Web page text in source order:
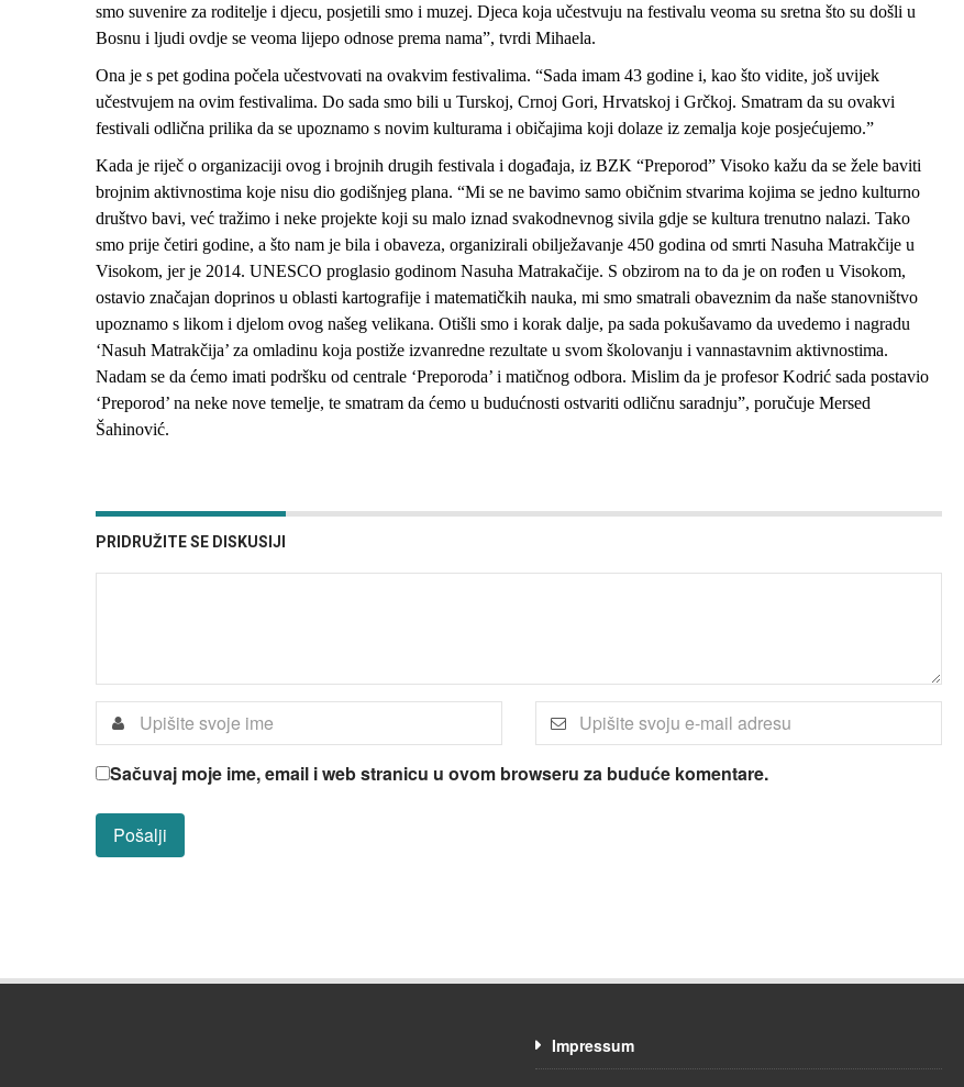
smo suvenire za roditelje i djecu, posjetili smo i muzej. Djeca koja učestvuju na festivalu veoma su sretna što su došli u
Bosnu i ljudi ovdje se veoma lijepo odnose prema nama”, tvrdi Mihaela.
Ona je s pet godina počela učestvovati na ovakvim festivalima. “Sada imam 43 godine i, kao što vidite, još uvijek
učestvujem na ovim festivalima. Do sada smo bili u Turskoj, Crnoj Gori, Hrvatskoj i Grčkoj. Smatram da su ovakvi
festivali odlična prilika da se upoznamo s novim kulturama i običajima koji dolaze iz zemalja koje posjećujemo.”
Kada je riječ o organizaciji ovog i brojnih drugih festivala i događaja, iz BZK “Preporod” Visoko kažu da se žele baviti
brojnim aktivnostima koje nisu dio godišnjeg plana. “Mi se ne bavimo samo običnim stvarima kojima se jedno kulturno
društvo bavi, već tražimo i neke projekte koji su malo iznad svakodnevnog sivila gdje se kultura trenutno nalazi. Tako
smo prije četiri godine, a što nam je bila i obaveza, organizirali obilježavanje 450 godina od smrti Nasuha Matrakčije u
Visokom, jer je 2014. UNESCO proglasio godinom Nasuha Matrakačije. S obzirom na to da je on rođen u Visokom,
ostavio značajan doprinos u oblasti kartografije i matematičkih nauka, mi smo smatrali obaveznim da naše stanovništvo
upoznamo s likom i djelom ovog našeg velikana. Otišli smo i korak dalje, pa sada pokušavamo da uvedemo i nagradu
‘Nasuh Matrakčija’ za omladinu koja postiže izvanredne rezultate u svom školovanju i vannastavnim aktivnostima.
Nadam se da ćemo imati podršku od centrale ‘Preporoda’ i matičnog odbora. Mislim da je profesor Kodrić sada postavio
‘Preporod’ na neke nove temelje, te smatram da ćemo u budućnosti ostvariti odličnu saradnju”, poručuje Mersed
Šahinović.
PRIDRUŽITE SE DISKUSIJI
Sačuvaj moje ime, email i web stranicu u ovom browseru za buduće komentare.
Impressum